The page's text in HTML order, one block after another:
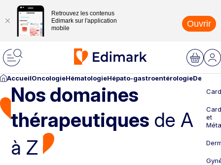
Retrouvez les contenus
Edimark sur l'application
mobile
Ouvrir
AccueilOncologieHématologieHépato-gastroentérologie
Nos domaines
thérapeutiques de A
à Z
et